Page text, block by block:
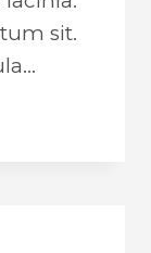
sit.